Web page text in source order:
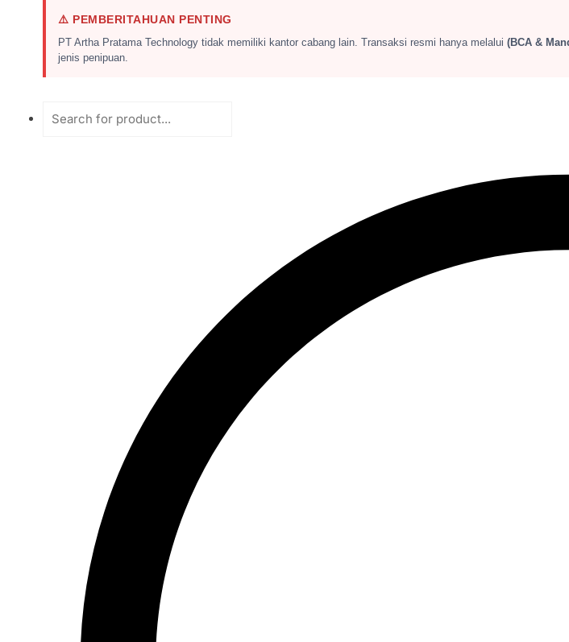
⚠️ PEMBERITAHUAN PENTING
PT Artha Pratama Technology tidak memiliki kantor cabang lain. Transaksi resmi hanya melalui(BCA &
jenis penipuan.